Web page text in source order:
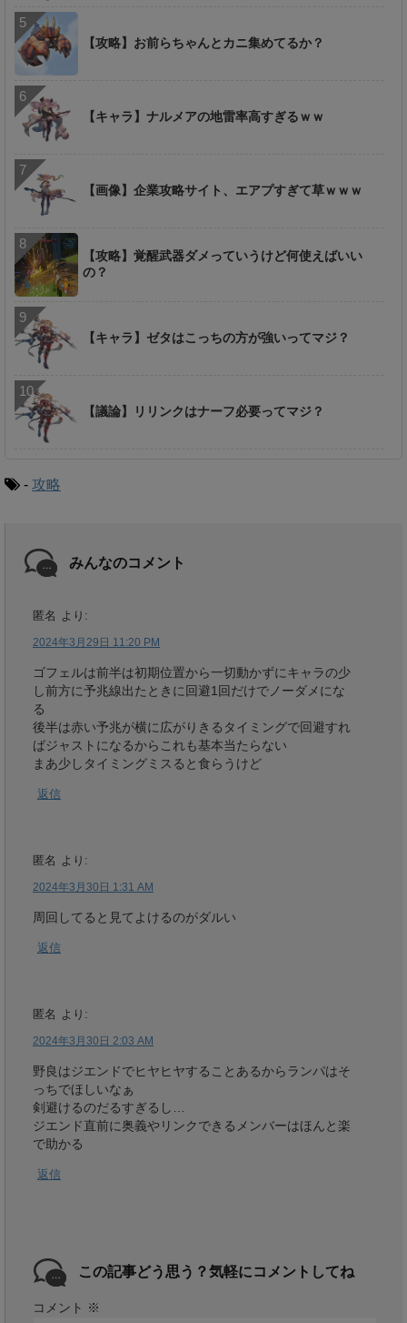
【攻略】お前らちゃんとカニ集めてるか？
【キャラ】ナルメアの地雷率高すぎるｗｗ
【画像】企業攻略サイト、エアプすぎて草ｗｗｗ
【攻略】覚醒武器ダメっていうけど何使えばいい
の？
【キャラ】ゼタはこっちの方が強いってマジ？
【議論】リリンクはナーフ必要ってマジ？
- 攻略
みんなのコメント
匿名 より:
2024年3月29日 11:20 PM
ゴフェルは前半は初期位置から一切動かずにキャラの少
し前方に予兆線出たときに回避1回だけでノーダメにな
る
後半は赤い予兆が横に広がりきるタイミングで回避すれ
ばジャストになるからこれも基本当たらない
まあ少しタイミングミスると食らうけど
返信
匿名 より:
2024年3月30日 1:31 AM
周回してると見てよけるのがダルい
返信
匿名 より:
2024年3月30日 2:03 AM
野良はジエンドでヒヤヒヤすることあるからランパはそ
っちでほしいなぁ
剣避けるのだるすぎるし…
ジエンド直前に奥義やリンクできるメンバーはほんと楽
で助かる
返信
この記事どう思う？気軽にコメントしてね
コメント ※